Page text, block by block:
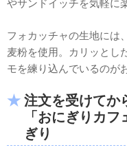
やサンドイッチを気軽に
フォカッチャの生地には
麦粉を使用。カリッとし
モを練り込んでいるのが
注文を受けてか
「おにぎりカ
ぎり